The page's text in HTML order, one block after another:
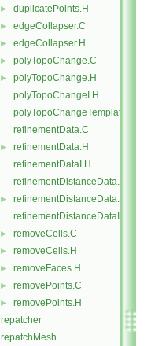
► duplicatePoints.H
► edgeCollapser.C
► edgeCollapser.H
► polyTopoChange.C
►
polyTopoChange.H
polyTopoChangeI.H
polyTopoChangeTemplates.C
refinementData.C
►
refinementData.H
refinementDataI.H
refinementDistanceData.C
►
refinementDistanceData.H
refinementDistanceDataI.H
► removeCells.C
► removeCells.H
► removeFaces.H
► removePoints.C
► removePoints.H
repatcher
repatchMesh